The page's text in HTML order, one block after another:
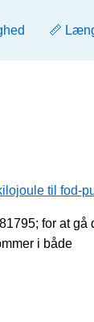
📏
til fod-
for at gå
i både